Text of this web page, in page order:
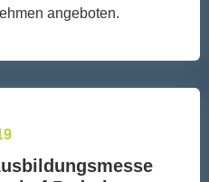
angeboten.